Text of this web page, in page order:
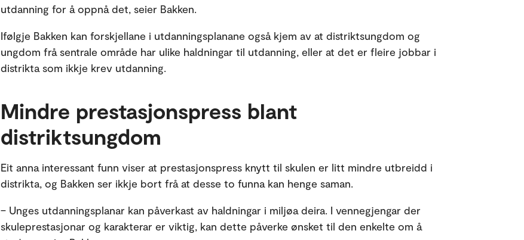
utdanning for å oppnå det, seier Bakken.
Ifølgje Bakken kan forskjellane i utdanningsplanane også kjem av at distriktsungdom og
ungdom frå sentrale område har ulike haldningar til utdanning, eller at det er fleire jobbar i
distrikta som ikkje krev utdanning.
Mindre prestasjonspress blant
distriktsungdom
Eit anna interessant funn viser at prestasjonspress knytt til skulen er litt mindre utbreidd i
distrikta, og Bakken ser ikkje bort frå at desse to funna kan henge saman.
– Unges utdanningsplanar kan påverkast av haldningar i miljøa deira. I vennegjengar der
skuleprestasjonar og karakterar er viktig, kan dette påverke ønsket til den enkelte om å